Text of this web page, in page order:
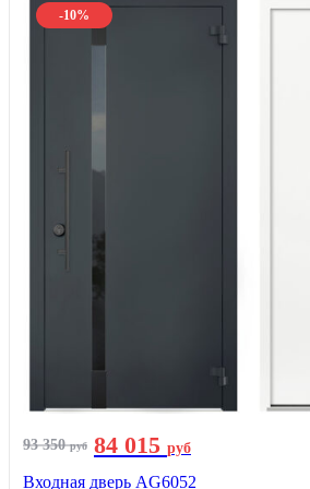
-10%
93 350руб 84 015 руб
Входная дверь AG6052